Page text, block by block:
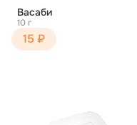
Васаби
10 г
15 ₽